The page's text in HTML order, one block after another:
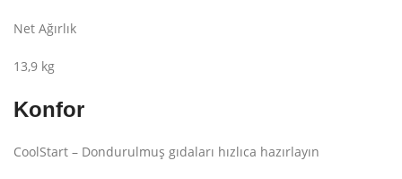
Net Ağırlık
13,9 kg
Konfor
CoolStart – Dondurulmuş gıdaları hızlıca hazırlayın